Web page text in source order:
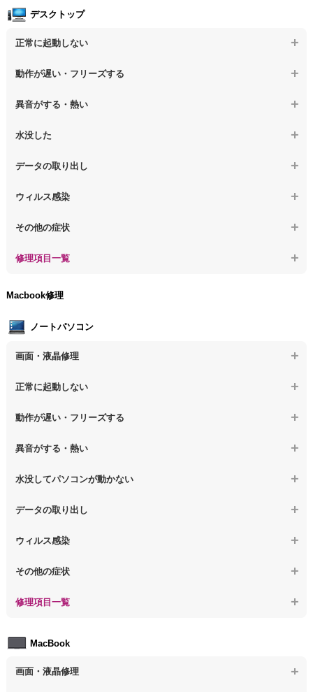
デスクトップ
正常に起動しない
【デスクトップPC】電源を押しても反応がない
【デスクトップPC】修復モードから復旧できない
【デスクトップPC】その他の起動しない問題
動作が遅い・フリーズする
【デスクトップPC】操作中の動作が遅い
異音がする・熱い
【デスクトップPC】パソコンから異音がする
水没した
【デスクトップPC】水没してパソコンが動かない
データの取り出し
【デスクトップPC】起動しないPCのデータを復旧
ウィルス感染
【デスクトップPC】特定のプログラムを削除したい
【デスクトップPC】ウィルス感染のその他の問題
その他の症状
【デスクトップPC】事例紹介
修理項目一覧
【デスクトップPC】電源故障
【デスクトップPC】液晶ディスプレイ交換
【デスクトップPC】マザーボード交換
【デスクトップPC】OS再インストール
Macbook修理
ノートパソコン
画面・液晶修理
【ノートパソコン】画面の割れ・破損
正常に起動しない
【ノートパソコン】電源を押しても反応がない
【ノートパソコン】修復モードから復旧できない
【ノートパソコン】その他の起動しない問題
動作が遅い・フリーズする
【ノートパソコン】操作中の動作が重い
異音がする・熱い
【ノートパソコン】パソコンから異音がする
水没してパソコンが動かない
【ノートパソコン】水没してパソコンが動かない
データの取り出し
【ノートパソコン】起動しないPCのデータを復旧
ウィルス感染
【ノートパソコン】特定のプログラムを削除したい
【ノートパソコン】ウィルス感染のその他の問題
その他の症状
【ノートパソコン】事例紹介
修理項目一覧
【ノートパソコン】電源故障
MacBook
画面・液晶修理